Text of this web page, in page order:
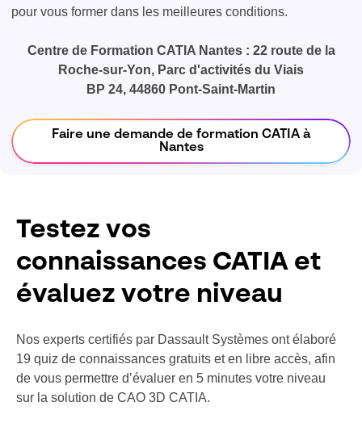
pour vous former dans les meilleures conditions.
Centre de Formation CATIA Nantes : 22 route de la
Roche-sur-Yon, Parc d'activités du Viais
BP 24, 44860 Pont-Saint-Martin
Faire une demande de formation CATIA à
Nantes
Testez vos
connaissances CATIA et
évaluez votre niveau
Nos experts certifiés par Dassault Systèmes ont élaboré
19 quiz de connaissances gratuits et en libre accès, afin
de vous permettre d’évaluer en 5 minutes votre niveau
sur la solution de CAO 3D CATIA.